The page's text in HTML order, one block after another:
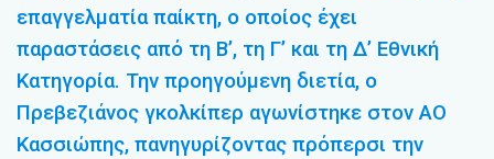
επαγγελματία παίκτη, ο οποίος έχει
παραστάσεις από τη Β’, τη Γ’ και τη Δ’ Εθνική
Κατηγορία. Την προηγούμενη διετία, ο
Πρεβεζιάνος γκολκίπερ αγωνίστηκε στον ΑΟ
Κασσιώπης, πανηγυρίζοντας πρόπερσι την